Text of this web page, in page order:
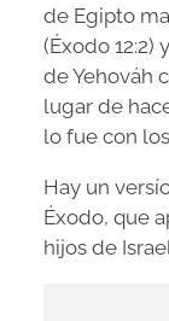
de Egipto
(Éxodo 12:2)
de Yehováh
lugar de
lo fue con
Hay un
Éxodo, que
hijos de